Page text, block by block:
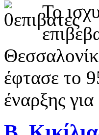
Το
έφτασε το
έναρξης